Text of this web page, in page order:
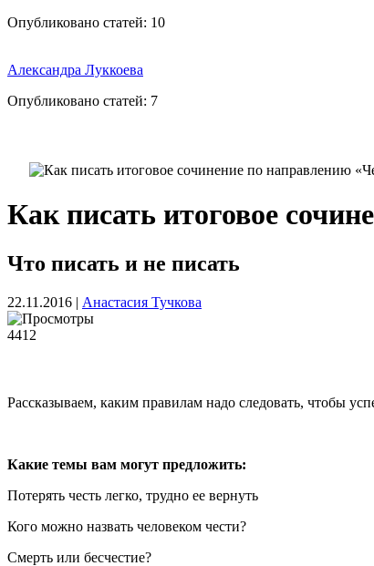
Опубликовано статей: 10
Александра Луккоева
Опубликовано статей: 7
Как писать итоговое
Что писать и не писать
22.11.2016 | Анастасия Тучкова
4412
Рассказываем, каким правилам надо следовать, чтобы
Какие темы вам могут предложить:
Потерять честь легко, трудно ее вернуть
Кого можно назвать человеком чести?
Смерть или бесчестие?